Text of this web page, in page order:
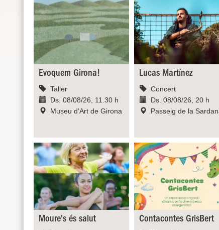
Evoquem Girona!
Taller
Ds. 08/08/26, 11.30 h
Museu d'Art de Girona
Lucas Martínez
Concert
Ds. 08/08/26, 20 h
Passeig de la
Moure's és salut Contacontes GrisBert